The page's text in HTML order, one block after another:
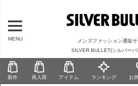
MENU
メンズファッション通販サ
SILVER BULLET(シルバーバ
新作 再入荷 アイテム ランキング お